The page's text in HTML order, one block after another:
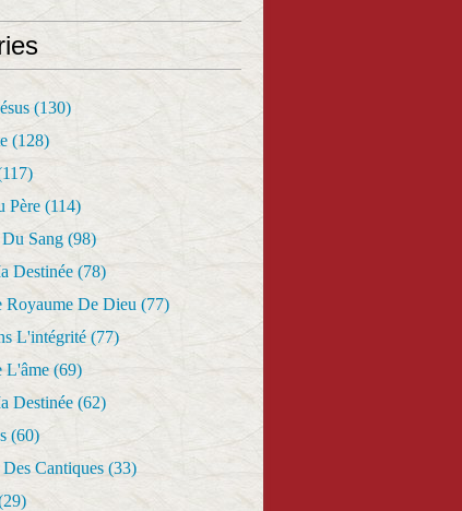
(130)
(128)
Père (114)
Sang (98)
Destinée (78)
Royaume De Dieu (77)
L'intégrité (77)
L'âme (69)
Destinée (62)
(60)
Cantiques (33)